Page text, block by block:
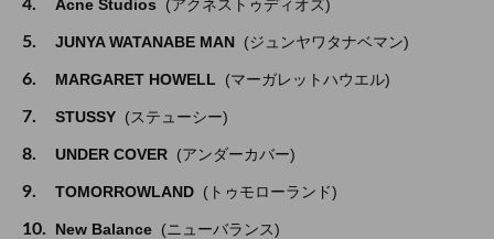
4. Acne Studios (アクネストゥディオズ)
5. JUNYA WATANABE MAN (ジュンヤワタナベマン)
6. MARGARET HOWELL (マーガレットハウエル)
7. STUSSY (ステューシー)
8. UNDER COVER (アンダーカバー)
9. TOMORROWLAND (トゥモローランド)
10. New Balance (ニューバランス)